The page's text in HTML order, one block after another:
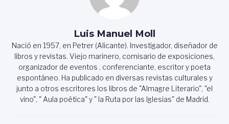
Luis Manuel Moll
Nació en 1957, en Petrer (Alicante). Investigador, diseñador de
libros y revistas. Viejo marinero, comisario de exposiciones,
organizador de eventos , conferenciante, escritor y poeta
espontáneo. Ha publicado en diversas revistas culturales y
junto a otros escritores los libros de "Almagre Literario", "el
vino", " Aula poética" y " la Ruta por las Iglesias" de Madrid.